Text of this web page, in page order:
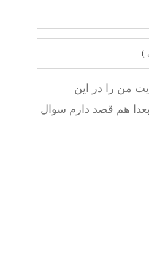
من را در این
هم قصد دارم سوال